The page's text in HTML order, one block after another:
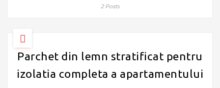
2 Posts
Parchet din lemn stratificat pentru
izolatia completa a apartamentului